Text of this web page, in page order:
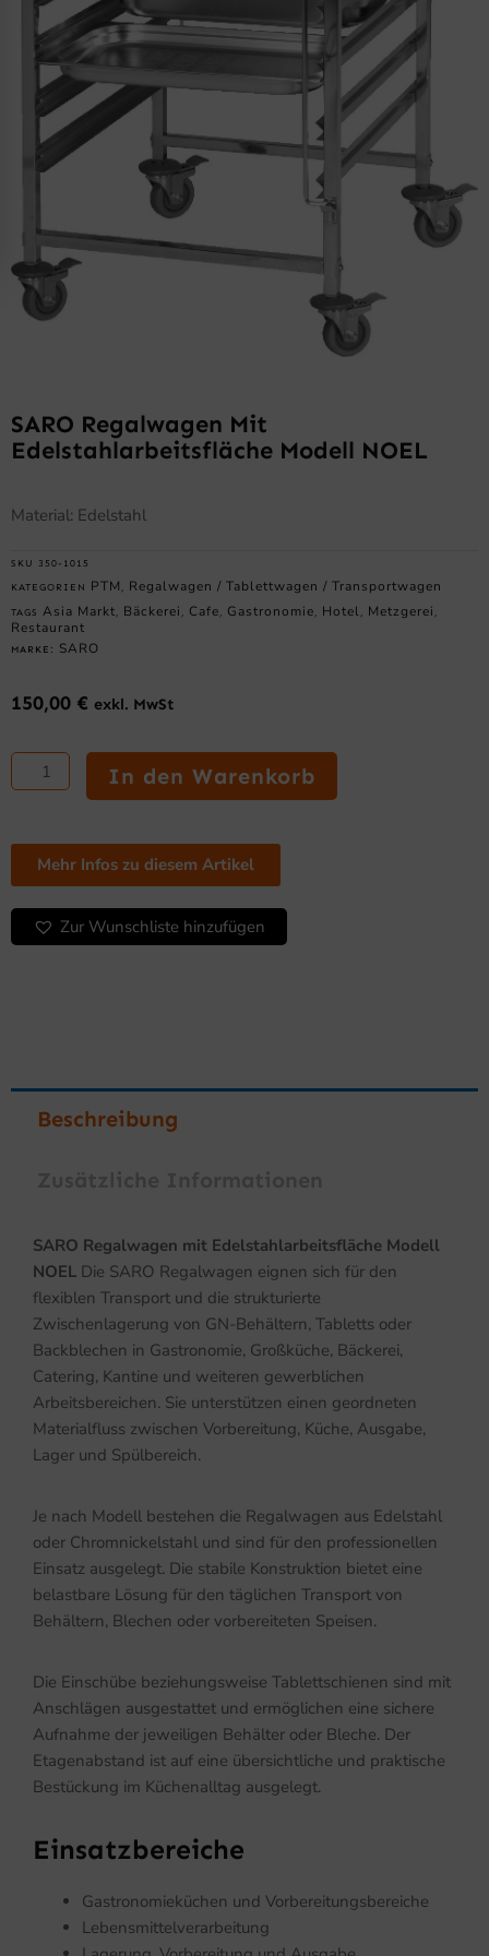
SARO Regalwagen Mit
Edelstahlarbeitsfläche Modell NOEL
Material: Edelstahl
SKU 350-1015
KATEGORIEN PTM Regalwagen / Tablettwagen / Transportwagen
TAGS Asia Markt Bäckerei Cafe Gastronomie Hotel Metzgerei
Restaurant
MARKE: SARO
150,00 € exkl. MwSt
SARO
Regalwagen
mit
Modell
NOEL
Menge
In den Warenkorb
Mehr Infos zu diesem Artikel
Zur Wunschliste hinzufügen
Beschreibung
SARO Regalwagen mit Edelstahlarbeitsfläche Modell
NOEL Die SARO Regalwagen eignen sich für den
flexiblen Transport und die strukturierte
Zwischenlagerung von GN-Behältern, Tabletts oder
Backblechen in Gastronomie, Großküche, Bäckerei,
Catering, Kantine und weiteren gewerblichen
Arbeitsbereichen. Sie unterstützen einen geordneten
Materialfluss zwischen Vorbereitung, Küche, Ausgabe,
Lager und Spülbereich.
Je nach Modell bestehen die Regalwagen aus Edelstahl
oder Chromnickelstahl und sind für den professionellen
Einsatz ausgelegt. Die stabile Konstruktion bietet eine
belastbare Lösung für den täglichen Transport von
Behältern, Blechen oder vorbereiteten Speisen.
Die Einschübe beziehungsweise Tablettschienen sind mit
Anschlägen ausgestattet und ermöglichen eine sichere
Aufnahme der jeweiligen Behälter oder Bleche. Der
Etagenabstand ist auf eine übersichtliche und praktische
Bestückung im Küchenalltag ausgelegt.
Einsatzbereiche
Gastronomieküchen und Vorbereitungsbereiche
Lebensmittelverarbeitung